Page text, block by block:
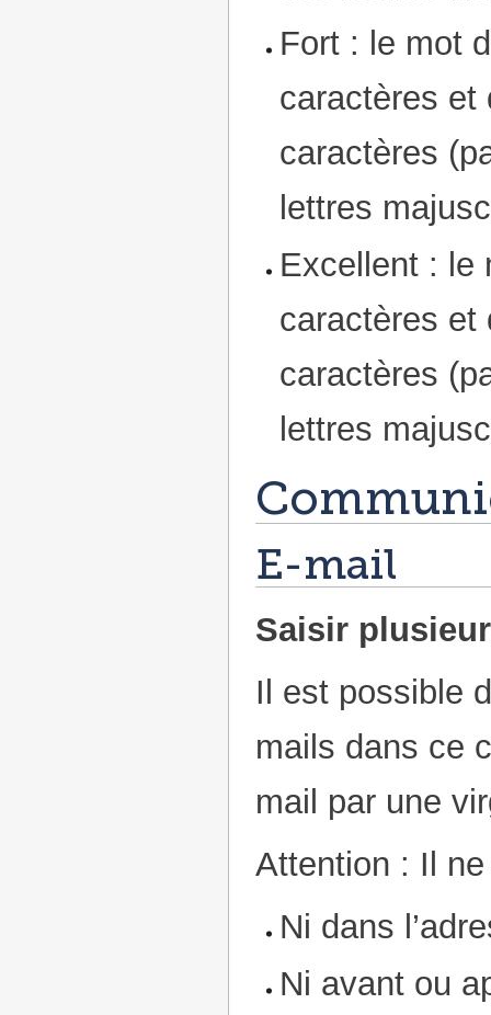
Fort : le mot
caractères et
caractères
lettres
Excellent : le
caractères et
caractères
lettres
E-mail
Saisir
Il est possible
mails dans ce
mail par une
Attention : Il
Ni dans
Ni avant ou